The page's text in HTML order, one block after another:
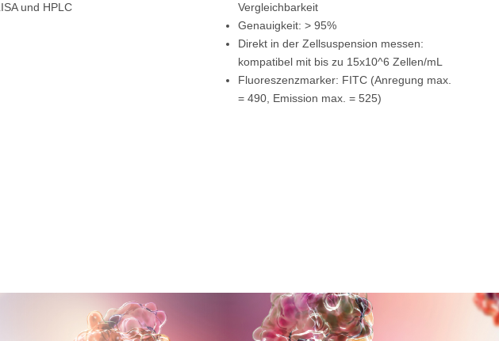
und HPLC
Vergleichbarkeit
Genauigkeit: > 95%
Direkt in der Zellsuspension messen:
kompatibel mit bis zu 15x10^6 Zellen/mL
Fluoreszenzmarker: FITC (Anregung max.
= 490, Emission max. = 525)